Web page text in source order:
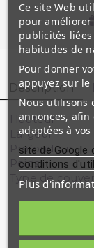
Description
Hauteur
Largeur
Profondeur
Poids
Type de
Ce site Web
pour améliorer
publicités liées
habitudes de
Pour donner
appuyez sur le
Nous utilisons
annonces, afin
adaptées à
site de Google
conditions
Plus